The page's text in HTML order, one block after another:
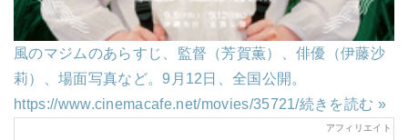
風のマジムのあらすじ、監督（芳賀薫）、俳優（伊藤沙
莉）、場面写真など。9月12日、全国公開。
https://www.cinemacafe.net/movies/35721/続きを読む »